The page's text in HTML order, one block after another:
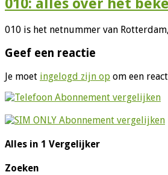
010: alles over het
010 is het netnummer van
Geef een reactie
Je moet ingelogd zijn op om een
Alles in 1 Vergelijker
Zoeken